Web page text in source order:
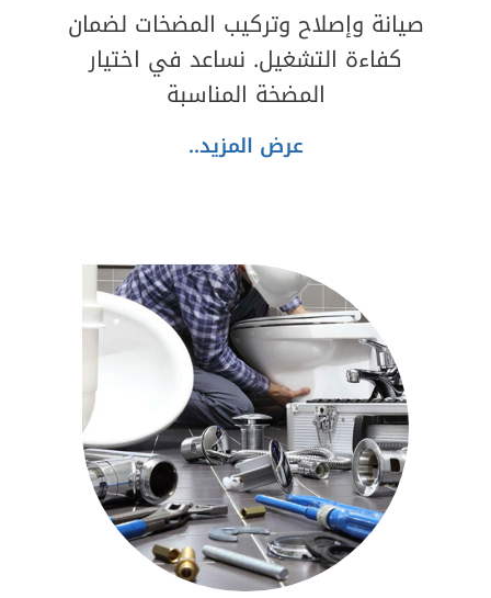
صيانة وإصلاح وتركيب المضخات لضمان
كفاءة التشغيل. نساعد في اختيار
المضخة المناسبة
عرض المزيد..